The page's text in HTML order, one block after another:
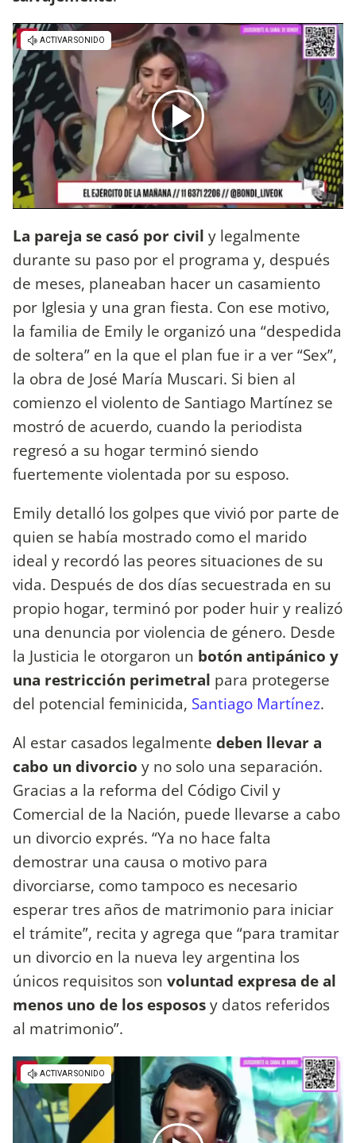
La pareja se casó por civil y legalmente
durante su paso por el programa y, después
de meses, planeaban hacer un casamiento
por Iglesia y una gran fiesta. Con ese motivo,
la familia de Emily le organizó una “despedida
de soltera” en la que el plan fue ir a ver “Sex”,
la obra de José María Muscari. Si bien al
comienzo el violento de Santiago Martínez se
mostró de acuerdo, cuando la periodista
regresó a su hogar terminó siendo
fuertemente violentada por su esposo.
Emily detalló los golpes que vivió por parte de
quien se había mostrado como el marido
ideal y recordó las peores situaciones de su
vida. Después de dos días secuestrada en su
propio hogar, terminó por poder huir y realizó
una denuncia por violencia de género. Desde
la Justicia le otorgaron un botón antipánico y
una restricción perimetral para protegerse
del potencial feminicida, Santiago Martínez.
Al estar casados legalmente deben llevar a
cabo un divorcio y no solo una separación.
Gracias a la reforma del Código Civil y
Comercial de la Nación, puede llevarse a cabo
un divorcio exprés. “Ya no hace falta
demostrar una causa o motivo para
divorciarse, como tampoco es necesario
esperar tres años de matrimonio para iniciar
el trámite”, recita y agrega que “para tramitar
un divorcio en la nueva ley argentina los
únicos requisitos son voluntad expresa de al
menos uno de los espososy datos referidos
al matrimonio”.